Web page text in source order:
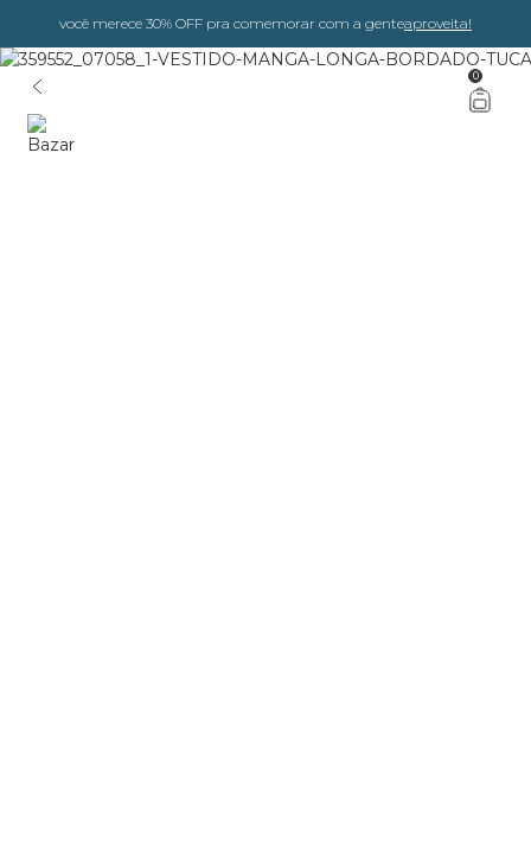
você merece 30% OFF pra comemorar com a genteaproveita!
0